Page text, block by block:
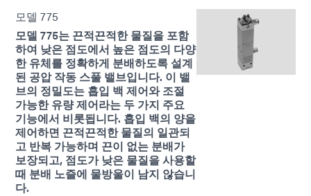
모델 775
모델 775는 끈적끈적한 물질을 포함
하여 낮은 점도에서 높은 점도의 다양
한 유체를 정확하게 분배하도록 설계
된 공압 작동 스풀 밸브입니다. 이 밸
브의 정밀도는 흡입 백 제어와 조절
가능한 유량 제어라는 두 가지 주요
기능에서 비롯됩니다. 흡입 백의 양을
제어하면 끈적끈적한 물질의 일관되
고 반복 가능하며 끈이 없는 분배가
보장되고, 점도가 낮은 물질을 사용할
때 분배 노즐에 물방울이 남지 않습니
다.